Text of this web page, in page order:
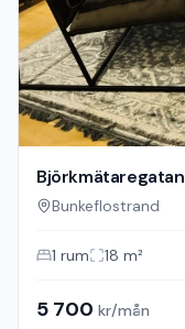
Björkmätaregatan
Bunkeflostrand
1 rum 18 m²
5 700 kr/mån